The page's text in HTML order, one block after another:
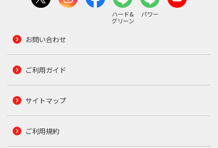
ハード&
グリーン
パワー
お問い合わせ
ご利用ガイド
サイトマップ
ご利用規約